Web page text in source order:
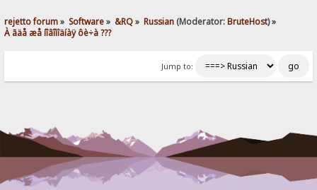
rejetto forum» Software» &RQ» Russian (Moderator:BruteHost) »
À ãäå æå íîâîìîäíàÿ ôè÷à ???
Jump to: